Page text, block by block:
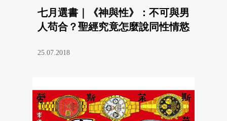
七月選書｜《神與性》：不可與男
人苟合？聖經究竟怎麼說同性情慾
25.07.2018